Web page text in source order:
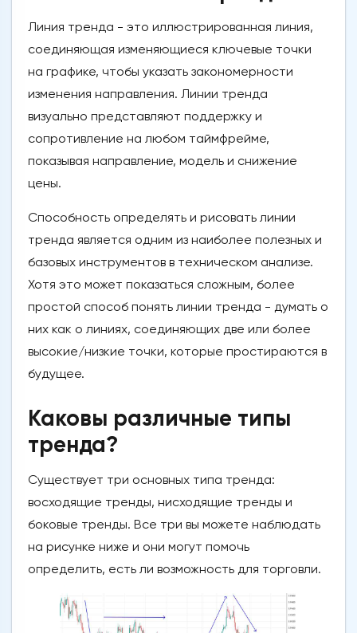
Линия тренда - это иллюстрированная линия,
соединяющая изменяющиеся ключевые точки
на графике, чтобы указать закономерности
изменения направления. Линии тренда
визуально представляют поддержку и
сопротивление на любом таймфрейме,
показывая направление, модель и снижение
цены.
Способность определять и рисовать линии
тренда является одним из наиболее полезных и
базовых инструментов в техническом анализе.
Хотя это может показаться сложным, более
простой способ понять линии тренда - думать о
них как о линиях, соединяющих две или более
высокие/низкие точки, которые простираются в
будущее.
Каковы различные типы
тренда?
Существует три основных типа тренда:
восходящие тренды, нисходящие тренды и
боковые тренды. Все три вы можете наблюдать
на рисунке ниже и они могут помочь
определить, есть ли возможность для торговли.